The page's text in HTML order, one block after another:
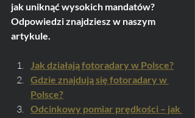
jak uniknąć wysokich mandatów?
Odpowiedzi znajdziesz w naszym
artykule.
Jak działają fotoradary w Polsce?
Gdzie znajdują się fotoradary w
Polsce?
Odcinkowy pomiar prędkości – jak